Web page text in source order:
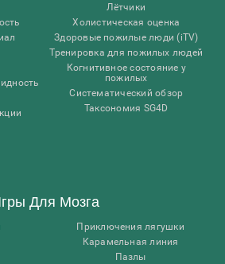
Лётчики
Холистическая оценка
Здоровые пожилые люди (iTV)
Тренировка для пожилых людей
Когнитивное состояние у
пожилых
Систематический обзор
Таксономия SG4D
Для Мозга
Приключения лягушки
Карамельная линия
Пазлы